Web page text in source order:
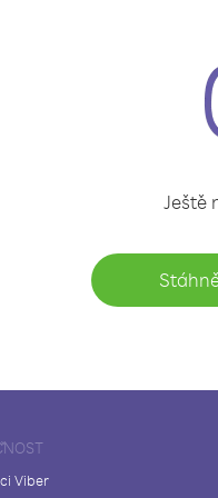
Ještě
Viber